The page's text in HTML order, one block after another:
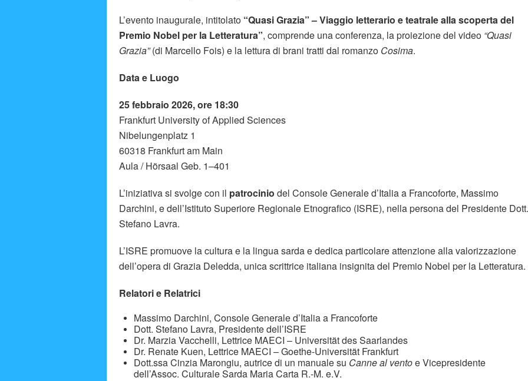
L’evento inaugurale, intitolato “Quasi Grazia” – Viaggio letterario e teatrale alla scoperta del
Premio Nobel per la Letteratura”, comprende una conferenza, la proiezione del video “Quasi
Grazia”(di Marcello Fois) e la lettura di brani tratti dal romanzo Cosima.
Data e Luogo
25 febbraio 2026, ore 18:30
Frankfurt University of Applied Sciences
Nibelungenplatz 1
60318 Frankfurt am Main
Aula / Hörsaal Geb. 1–401
L’iniziativa si svolge con il patrocinio del Console Generale d’Italia a Francoforte, Massimo
Darchini, e dell’Istituto Superiore Regionale Etnografico (ISRE), nella persona del Presidente Dott.
Stefano Lavra.
L’ISRE promuove la cultura e la lingua sarda e dedica particolare attenzione alla valorizzazione
dell’opera di Grazia Deledda, unica scrittrice italiana insignita del Premio Nobel per la Letteratura.
Relatori e Relatrici
Massimo Darchini, Console Generale d’Italia a Francoforte
Dott. Stefano Lavra, Presidente dell’ISRE
Dr. Marzia Vacchelli, Lettrice MAECI – Universität des Saarlandes
Dr. Renate Kuen, Lettrice MAECI – Goethe-Universität Frankfurt
Dott.ssa Cinzia Marongiu, autrice di un manuale su Canne al ventoe Vicepresidente
dell’Assoc. Culturale Sarda Maria Carta R.-M. e.V.